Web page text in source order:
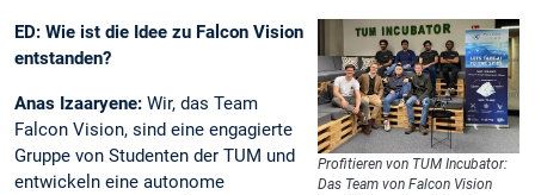
Profitieren von TUM Incubator:
Das Team von Falcon Vision
ED: Wie ist die Idee zu Falcon Vision
entstanden?
Anas Izaaryene: Wir, das Team
Falcon Vision, sind eine engagierte
Gruppe von Studenten der TUM und
entwickeln eine autonome